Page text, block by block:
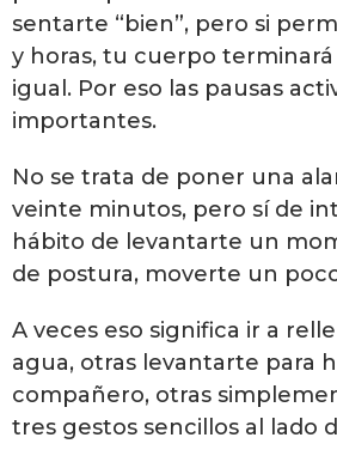
sentarte “bien”, pero si
y horas, tu cuerpo
igual. Por eso las pausas
importantes.
No se trata de poner una
veinte minutos, pero sí de
hábito de levantarte un
de postura, moverte un
A veces eso significa ir a
agua, otras levantarte para
compañero, otras
tres gestos sencillos al lado